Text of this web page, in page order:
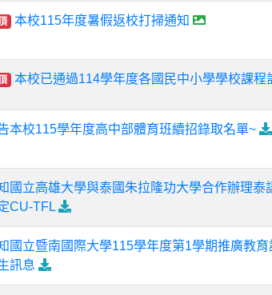
本校115年度暑假返校打掃通知
本校已通過114學年度各國民中小學學校課程
本校115學年度高中部體育班續招錄取名單~
國立高雄大學與泰國朱拉隆功大學合作辦理泰
CU-TFL
國立暨南國際大學115學年度第1學期推廣教育
訊息